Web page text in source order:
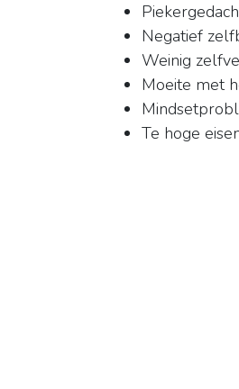
Negatief
Weinig
Moeite met
Te hoge